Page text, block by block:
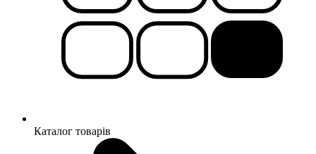
Каталог товарів